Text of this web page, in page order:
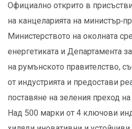
Официално открито в
на канцеларията на министър-
Министерството на околната
енергетиката и Департамента
на румънското правителство,
от индустрията и предостави
поставяне на зеления преход
Над 500 марки от 4 ключови